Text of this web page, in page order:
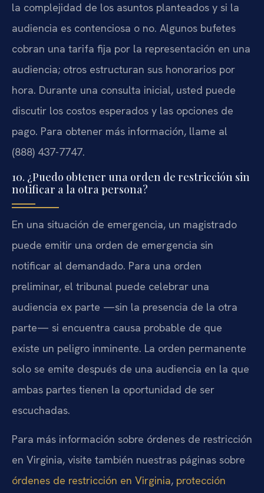
la complejidad de los asuntos planteados y si la
audiencia es contenciosa o no. Algunos bufetes
cobran una tarifa fija por la representación en una
audiencia; otros estructuran sus honorarios por
hora. Durante una consulta inicial, usted puede
discutir los costos esperados y las opciones de
pago. Para obtener más información, llame al
(888) 437-7747.
10. ¿Puedo obtener una orden de restricción sin
notificar a la otra persona?
En una situación de emergencia, un magistrado
puede emitir una orden de emergencia sin
notificar al demandado. Para una orden
preliminar, el tribunal puede celebrar una
audiencia ex parte —sin la presencia de la otra
parte— si encuentra causa probable de que
existe un peligro inminente. La orden permanente
solo se emite después de una audiencia en la que
ambas partes tienen la oportunidad de ser
escuchadas.
Para más información sobre órdenes de restricción
en Virginia, visite también nuestras páginas sobre
órdenes de restricción en Virginia, protección